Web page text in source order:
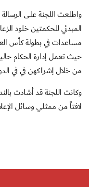
واطلعت اللجنة على
المبدئي للحكمتين خلود
حيث تعمل إدارة الحكام
من خلال إشراكهن في في
وكانت اللجنة قد أشادت
لافتاً من ممثلي وسائل